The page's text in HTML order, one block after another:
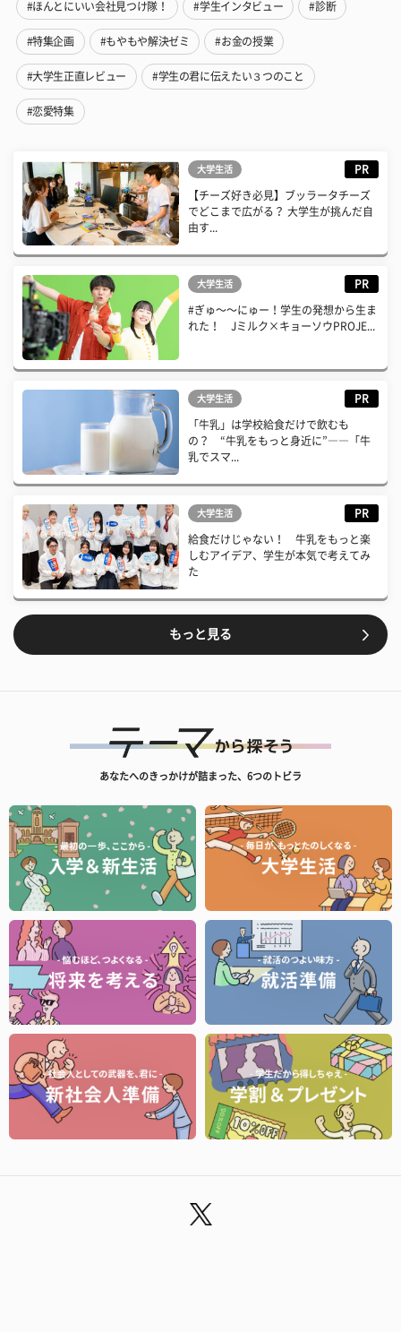
#ほんとにいい会社見つけ隊！ #学生インタビュー #診断
#特集企画 #もやもや解決ゼミ #お金の授業
#大学生正直レビュー #学生の君に伝えたい３つのこと
#恋愛特集
大学生活 PR
【チーズ好き必見】ブッラータチーズ
でどこまで広がる？ 大学生が挑んだ自
由す...
大学生活 PR
#ぎゅ〜〜にゅー！学生の発想から生ま
れた！ Jミルク×キョーソウPROJE...
大学生活 PR
「牛乳」は学校給食だけで飲むも
の？ “牛乳をもっと身近に”――「牛
乳でスマ...
大学生活 PR
給食だけじゃない！ 牛乳をもっと楽
しむアイデア、学生が本気で考えてみ
た
もっと見る
あなたへのきっかけが詰まった、6つのトビラ